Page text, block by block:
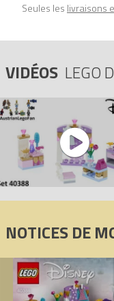
Seules les livraisons
VIDÉOS LEGO
NOTICES DE